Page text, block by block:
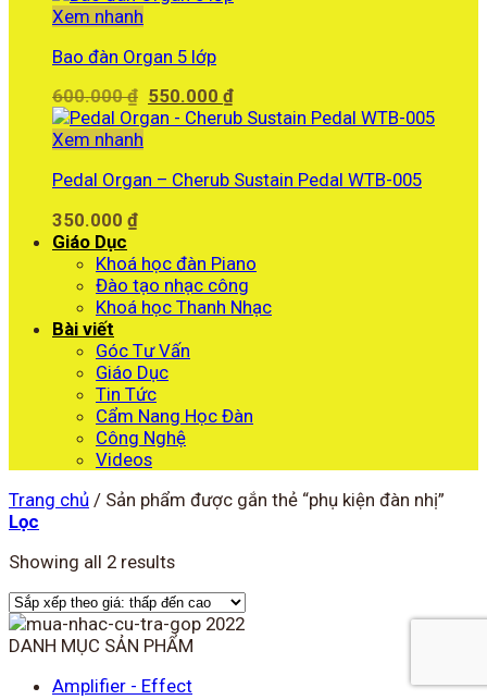
Xem nhanh
Bao đàn Organ 5 lớp
600.000₫ Giá
gốc
550.000₫Giá
hiện
550.000 ₫.
Xem nhanh
Pedal Organ – Cherub Sustain Pedal WTB-005
350.000 ₫
Giáo Dục
Khoá học đàn Piano
Đào tạo nhạc công
Khoá học Thanh Nhạc
Bài viết
Góc Tư Vấn
Giáo Dục
Tin Tức
Cẩm Nang Học Đàn
Công Nghệ
Videos
Trang chủ / Sản phẩm được gắn thẻ “phụ kiện đàn nhị”
Lọc
Showing all 2 results
DANH MỤC SẢN PHẨM
Amplifier - Effect